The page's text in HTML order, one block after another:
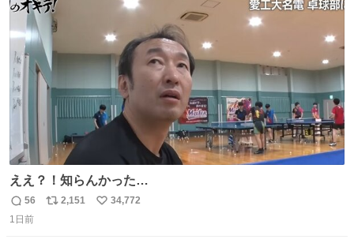
ト
数
ええ？！知らんかった…
返
信
56
リ
2,151
い
34,772
1日前